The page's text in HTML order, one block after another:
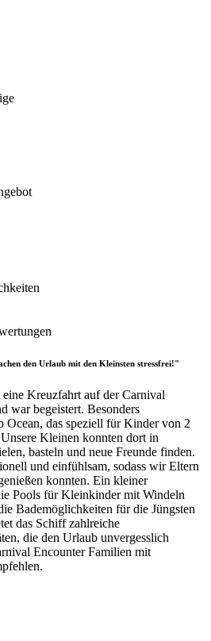
den Urlaub mit den Kleinsten stressfrei!"
Kreuzfahrt auf der Carnival
war begeistert. Besonders
Ocean, das speziell für Kinder von 2
Kleinen konnten dort in
basteln und neue Freunde finden.
und einfühlsam, sodass wir Eltern
konnten. Ein kleiner
Pools für Kleinkinder mit Windeln
Bademöglichkeiten für die Jüngsten
das Schiff zahlreiche
die den Urlaub unvergesslich
Encounter Familien mit